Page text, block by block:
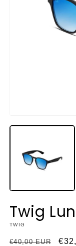
le
fenêtre
Twig
TWIG
Prix
€40,00 EUR
Prix